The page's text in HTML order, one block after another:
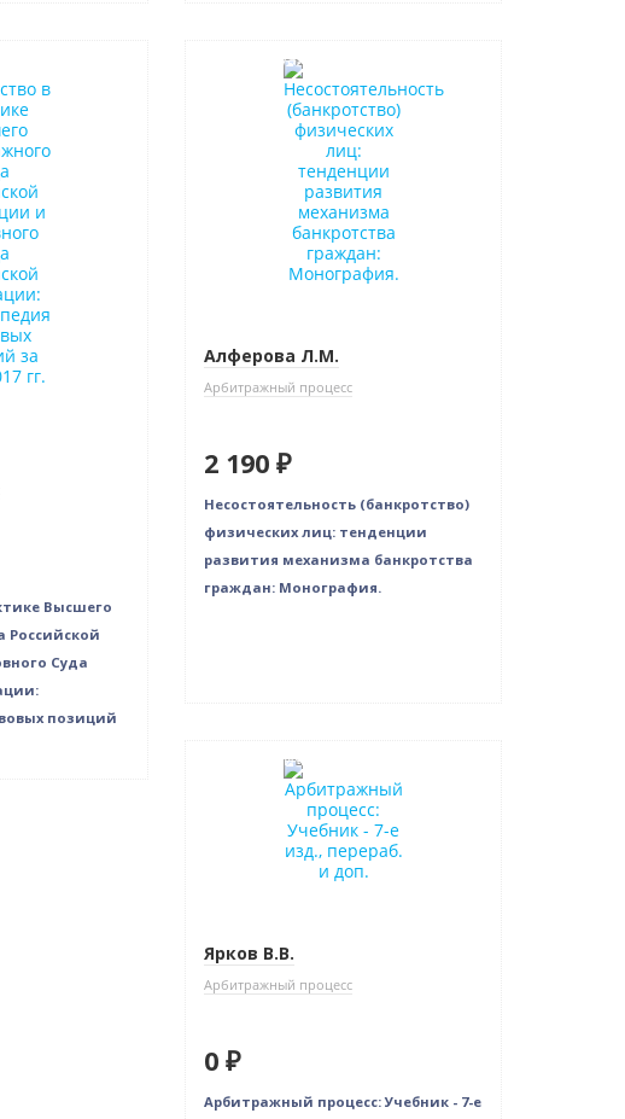
Высшего
Российской
Суда
позиций
Индивидуальный подход
Алферова Л.М.
Арбитражный процесс
2 190 ₽
Несостоятельность (банкротство)
физических лиц: тенденции
развития механизма банкротства
граждан: Монография.
Нет в наличии
Ярков В.В.
Арбитражный процесс
0 ₽
Арбитражный процесс: Учебник - 7-е